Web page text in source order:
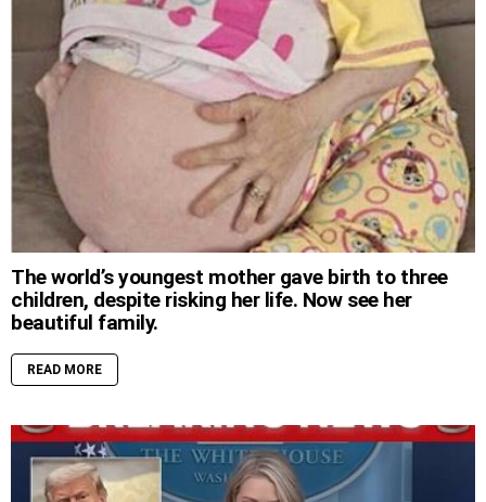
The world’s youngest mother gave birth to three
children, despite risking her life. Now see her
beautiful family.
READ MORE